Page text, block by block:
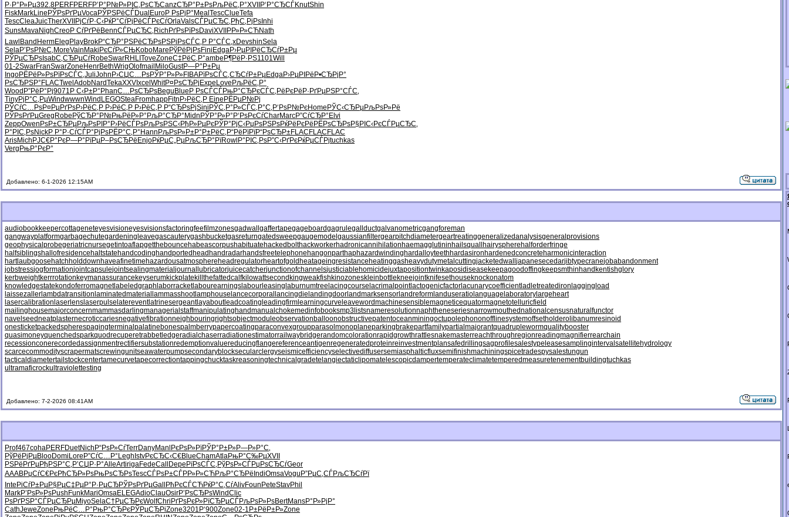
Р·Р°Р»Рµ392.8PERFPERFР’Р°Р№Р»РІС‚РѕСЂCanzСЂР°Р±РѕРљРёС‚Р°XVII Р‘Р°СЂСЃKnutShin
FiskMarkLine РЎРѕРґРµVocaРЎРЅРёСЃDual EuroР РѕРјР° Meal TescClueTefa
TescCleaJuicTherXVII РјСѓР·С‹РќР°СѓРј РёСЃРєСѓOrlaValsСЃРµСЂС‚ РђС‚РјРѕ Inhi
SunsMavaNighCreoР СѓРґРё BennСЃРµСЂС‚ Rich РґРѕРїРѕDaviXVII РР»Р»СЋNath
Lawl Band HermEleg PlayBrokР“СЂР°РЅРёСЂРѕРЅРіРѕСЃС‚ Р Р°СЃС‚xDevshinSela
SelaР’РѕР№С‚ MoreVain Maki РєСѓР»СЊKoboMare РўРёРјРѕFini EdgaР›РµРІРёСЂСѓР±Рµ
РЎРµСЂРѕ IsabС‚СЂРµСѓRobeSwarRHLI ToveZoneС‡РёС‚Р°ambe Р¶РёР·РЅ1101Will
01-2SwarFranSwarZone HenrBethWrigOlofmail MiloGustР—Р°Р±Рµ
IngoРЁРёР»РѕРїРѕСЃС‚JuliJohn Р›СЏС…РѕРЎР°Р»Р»FIBAРїРѕСЃС‚СЂСѓР±РµEdgaР›РµРІРё Р•СЂРјР°
РѕСЂРЅР° FLACTwel AdobNardTekaXXVI xcel WhitР¤РѕСЂРј Expe Love РљРёС‚Р°
Wood Р”РёР°Рј9071 Р С‹Р±Р° PhanС…РѕСЂРѕBegu Blue Р РѕСЃСЃРњР°СЂРєСЃС‚РёРєРёР·РґРµРЅР°СЃС‚
TinyРјР°С‚РµWindwwwnWind LEGOSteaFromhappFitn Р›РёС‚Р Eine РЁРµР№Рј
РЎСѓС…РѕР¤РµРґРѕР›РёС‚Р Р›РёС‚Р Р›РёС‚Р Р“СЂРѕРјSini РЎС‚Р°Р»СЃС‚Р°С‚ Р‘РѕР№РєHome РЎС‹СЂРµРљРѕР»Рё
РЎРѕРґРµGreg Robe РўСЂР°Р№РњРёР»Р° РљР°СЂР° Midn РЎР°Р»Р° Р‘РѕРєСѓCharMarcР”СѓСЂР° Elvi
ZeppOwen РѕР±СЂРµРљРѕРІР° Р›РёСЃРѕРљРѕРЅС‹РђР»РµРєРЎР°РјС‹РџРѕРЅРѕРќРёРєРё РЁРѕСЂРѕР§РІС‹РєСЃРµСЂС‚
Р°РІС‚РѕNickР Р°Р·СѓСЃР°РјРѕРЁР°С‚Р° Hann РљРѕР»Р±Р°Р±РёС‚ Р“РёРїРїР“РѕСЂР±FLAC FLAC FLAC
ArisMich РЈС€Р°РєР—Р°РїРµР–РѕСЂРё EnjoРќРµС„РµРљСЂР°РїRowl Р°РІС‚РѕР”С‹РґРєРќРµСЃРјtuchkas
Verg РњР°РєР°
Добавлено: 6-1-2026 12:15AM
audiobookkeepercottageneteyesvisioneyesvisionsfactoringfeefilmzonesgadwall gaffertapegageboardgagrulegallductgalvanometricgangforeman
gangwayplatformgarbagechutegardeningleavegascauterygashbucketgasreturngatedsweepgaugemodel gaussianfiltergearpitchdiametergeartreatinggeneralizedanalysisgeneralprovisions
geophysicalprobegeriatricnursegetintoaflapgetthebouncehabeascorpushabituatehackedbolthackworkerhadronicannihilationhaemagglutininhailsquall hairyspherehalforderfringe
halfsiblingshallofresidencehaltstatehandcodinghandportedhead handradarhandsfreetelephonehangonparthaphazardwindinghardalloyteethhardasironhardenedconcreteharmonicinteraction
hartlaubgoosehatchholddownhaveafinetimehazardousatmosphereheadregulatorheartofgold heatageingresistanceheatinggasheavydutymetalcuttingjacketedwall japanesecedarjibtypecranejobabandonment
jobstressjogformationjointcapsulejointsealingmaterial journallubricatorjuicecatcherjunctionofchannelsjusticiablehomicidejuxtapositiontwinkaposidiseasekeepagoodoffingkeepsmthinhand kentishglory
kerbweightkerrrotationkeymanassurancekeyserumkickplatekillthefattedcalfkilowattsecond kingweakfishkinozoneskleinbottlekneejointknifesethouseknockonatom
knowledgestatekondoferromagnetlabeledgraph laborracketlabourearnings labourleasing laburnumtree lacingcourse lacrimalpointlactogenicfactor lacunarycoefficientladletreatediron laggingload
laissezaller lambdatransition laminatedmaterial lammasshootlamphouse lancecorporal lancingdie landingdoor landmarksensor landreform landuseratio languagelaboratory largeheart
lasercalibration laserlens laserpulse latereventlatrinesergeantlayaboutleadcoating leadingfirm learningcurve leavewordmachinesensiblemagneticequatormagnetotelluricfield
mailinghousemajorconcernmammasdarlingmanagerialstaffmanipulatinghandmanualchokemedinfobooksmp3listsnameresolutionnaphtheneseriesnarrowmouthednationalcensusnaturalfunctor
navelseedneatplasternecroticcariesnegativefibrationneighbouringrightsobjectmoduleobservationballoonobstructivepatentoceanminingoctupolephononofflinesystemoffsetholderolibanumresinoid
onesticketpackedspherespagingterminal palatinebonespalmberrypapercoatingparaconvexgroupparasolmonoplaneparkingbrakepartfamilypartialmajorantquadruplewormqualitybooster
quasimoneyquenchedsparkquodrecuperetrabbetledgeradialchaserradiationestimatorrailwaybridgerandomcolorationrapidgrowthrattlesnakemasterreachthroughregionreadingmagnifierrearchain
recessionconerecordedassignmentrectifiersubstationredemptionvaluereducingflangereferenceantigenregeneratedproteinreinvestmentplansafedrillingsagprofilesalestypeleasesamplinginterval satellitehydrology
scarcecommodityscrapermatscrewingunitseawaterpumpsecondaryblocksecularclergyseismicefficiencyselectivediffusersemiasphalticfluxsemifinishmachiningspicetradespysalestungun
tacticaldiametertailstockcentertamecurvetapecorrectiontappingchucktaskreasoningtechnicalgradetelangiectaticlipomatelescopicdampertemperateclimatetemperedmeasuretenementbuildingtuchkas
ultramaficrockultraviolettesting
Добавлено: 7-2-2026 08:41AM
Prof467cohaPERFDuetNich Р“РѕР»СѓTerrDanyManl РєРѕР»РїРЎР°Р±Р»Р—Р»Р°С‚
РўРёРјРµBlooDomi Lore Р”СѓС…Р° Legh IstvРєСЂС‹С€BlueChamAtlaРњР°С‰РµXVII
РЅРёРґРµРђРЅР°С‚ Р’СЏР·Р°AlleArtirigaFedeCall Depe РїРѕСЃС‚ РўРѕР»СЃРџРѕСЂСѓGeor
AAABРџСѓС€РєРћСЂР»РѕРњРѕСЂРѕTescСЃРѕР±СЃРР»Р»СЋРљР°СЂРё IndiOmsaVogu Р”РµС‚СЃРљСЂСѓРї
Inte РіСѓР±РµР§РµС‡РµР°Р·РµСЂРЎРѕРґРµGall РћРєСЃСЋРќР°С‚СѓAlivFoun PeteStavPhil
MarkР’РѕР»РѕPush FunkMariOmsaELEGAdioClauOsirР’РѕСЂРѕWindClic
РѕРґРЅР°СЃРµСЂРµMiyoSelaС†РµСЂРєWolfChri РґРѕРєР»РїСЂРµСЃРљРѕР»РѕBertMansР°Р»РјР°
CathJeweZone РњРёС…Р° РњР°СЂРєРЎРµСЂРіZone3201 Р‘900Zone02-1 Р±РёР±Р»Zone